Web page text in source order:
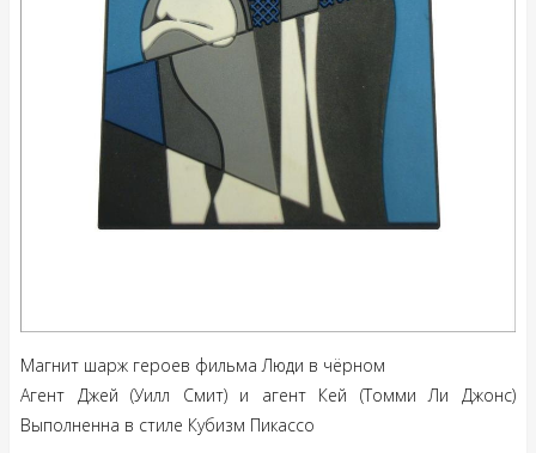
Магнит шарж героев фильма Люди в чёрном
Агент Джей (Уилл Смит) и агент Кей (Томми Ли Джонс)
Выполненна в стиле Кубизм Пикассо